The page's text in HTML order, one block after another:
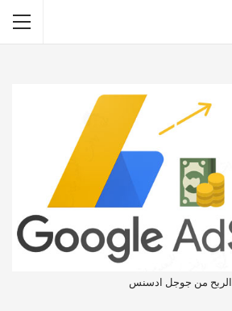
الربح من جوجل ادسنس